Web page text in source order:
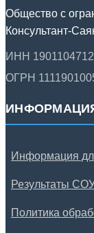
Общество с
Консультант-
ИНН 1901104712
ОГРН
Информация
Результаты
Политика